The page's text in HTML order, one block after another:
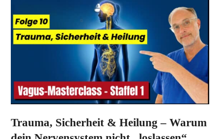
Trauma, Sicherheit & Heilung – Warum